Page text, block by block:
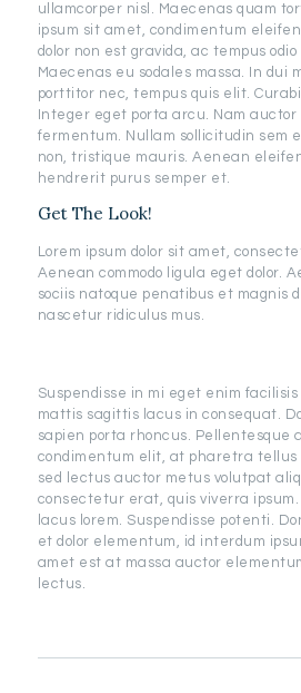
ullamcorper nisl. Maecenas quam
ipsum sit amet, condimentum
dolor non est gravida, ac tempus
Maecenas eu sodales massa. In dui
porttitor nec, tempus quis elit.
Integer eget porta arcu. Nam
fermentum. Nullam sollicitudin sem
non, tristique mauris. Aenean
hendrerit purus semper et.
Get The Look!
Lorem ipsum dolor sit amet,
Aenean commodo ligula eget dolor.
sociis natoque penatibus et magnis
nascetur ridiculus mus.
Suspendisse in mi eget enim
mattis sagittis lacus in consequat.
sapien porta rhoncus. Pellentesque
condimentum elit, at pharetra tellus
sed lectus auctor metus volutpat
consectetur erat, quis viverra
lacus lorem. Suspendisse potenti.
et dolor elementum, id interdum
amet est at massa auctor
lectus.